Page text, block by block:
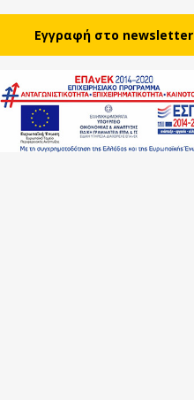
Eγγραφή στο newsletter